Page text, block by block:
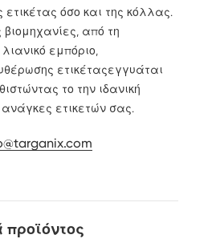
ετικέτας όσο και της κόλλας.
βιομηχανίες, από τη
εμπόριο,
ετικέταςεγγυάται
το την ιδανική
ετικετών σας.
προϊόντος